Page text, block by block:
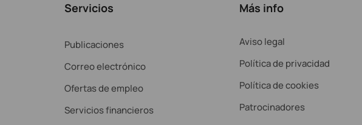
Servicios
Publicaciones
Correo electrónico
Ofertas de empleo
Servicios financieros
Más info
Aviso legal
Política de privacidad
Política de cookies
Patrocinadores